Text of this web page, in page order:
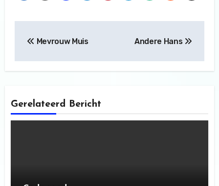
Mevrouw Muis Andere Hans
Gerelateerd Bericht